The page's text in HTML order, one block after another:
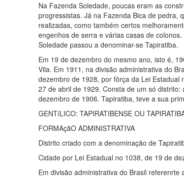
Na Fazenda Soledade, poucas eram as
progressistas. Já na Fazenda Bica de pedra,
realizadas, como também certos
engenhos de serra e várias casas de
Soledade passou a denominar-se Tapiratiba.
Em 19 de dezembro do mesmo ano, isto é,
Vila. Em 1911, na divisão administrativa do
dezembro de 1928, por fôrça da Lei
27 de abril de 1929. Consta de um só
dezembro de 1906. Tapiratiba, teve a sua
GENTíLICO: TAPIRATIBENSE OU
FORMAçãO ADMINISTRATIVA
Distrito criado com a denominação de
Cidade por Lei Estadual no 1038, de 19 de
Em divisão administrativa do Brasil